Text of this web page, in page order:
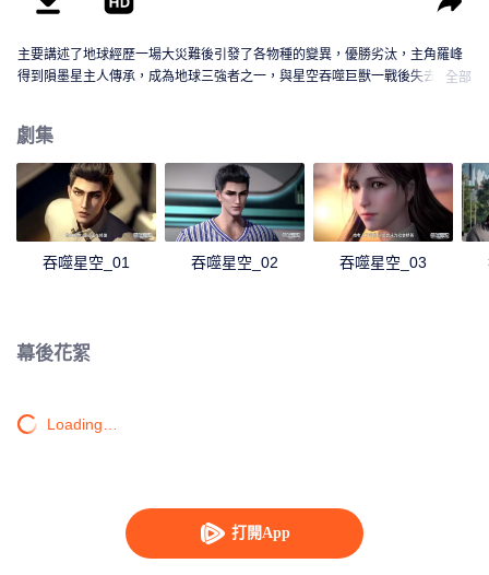
打開App
主要講述了地球經歷一場大災難後引發了各物種的變異，優勝劣汰，主角羅峰
得到隕墨星主人傳承，成為地球三強者之一，與星空吞噬巨獸一戰後失去肉全部
劇集
吞噬星空_01 吞噬星空_02 吞噬星空_03
幕後花絮
Loading…